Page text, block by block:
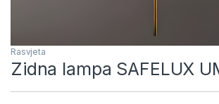
Rasvjeta
Zidna lampa SAFELUX